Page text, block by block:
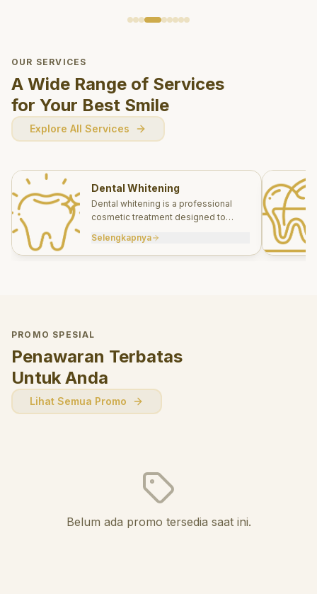
OUR SERVICES
A Wide Range of Services
for Your Best Smile
Explore All Services
Dental Whitening
Dental whitening is a professional
cosmetic treatment designed to
effectively.
Selengkapnya
PROMO SPESIAL
Penawaran Terbatas
Untuk Anda
Lihat Semua Promo
Belum ada promo tersedia saat ini.